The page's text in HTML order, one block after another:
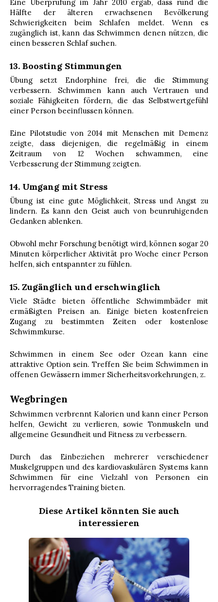
Eine Überprüfung im Jahr 2010 ergab, dass rund die
Hälfte der älteren erwachsenen Bevölkerung
Schwierigkeiten beim Schlafen meldet. Wenn es
zugänglich ist, kann das Schwimmen denen nützen, die
einen besseren Schlaf suchen.
13. Boosting Stimmungen
Übung setzt Endorphine frei, die die Stimmung
verbessern. Schwimmen kann auch Vertrauen und
soziale Fähigkeiten fördern, die das Selbstwertgefühl
einer Person beeinflussen können.
Eine Pilotstudie von 2014 mit Menschen mit Demenz
zeigte, dass diejenigen, die regelmäßig in einem
Zeitraum von 12 Wochen schwammen, eine
Verbesserung der Stimmung zeigten.
14. Umgang mit Stress
Übung ist eine gute Möglichkeit, Stress und Angst zu
lindern. Es kann den Geist auch von beunruhigenden
Gedanken ablenken.
Obwohl mehr Forschung benötigt wird, können sogar 20
Minuten körperlicher Aktivität pro Woche einer Person
helfen, sich entspannter zu fühlen.
15. Zugänglich und erschwinglich
Viele Städte bieten öffentliche Schwimmbäder mit
ermäßigten Preisen an. Einige bieten kostenfreien
Zugang zu bestimmten Zeiten oder kostenlose
Schwimmkurse.
Schwimmen in einem See oder Ozean kann eine
attraktive Option sein. Treffen Sie beim Schwimmen in
offenen Gewässern immer Sicherheitsvorkehrungen, z.
Wegbringen
Schwimmen verbrennt Kalorien und kann einer Person
helfen, Gewicht zu verlieren, sowie Tonmuskeln und
allgemeine Gesundheit und Fitness zu verbessern.
Durch das Einbeziehen mehrerer verschiedener
Muskelgruppen und des kardiovaskulären Systems kann
Schwimmen für eine Vielzahl von Personen ein
hervorragendes Training bieten.
Diese Artikel könnten Sie auch
interessieren